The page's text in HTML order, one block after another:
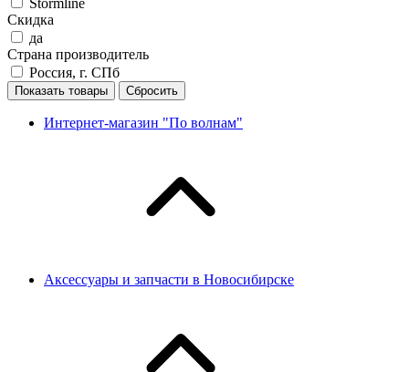
Stormline
Скидка
да
Страна производитель
Россия, г. СПб
Показать товары Сбросить
Интернет-магазин "По волнам"
Аксессуары и запчасти в Новосибирске